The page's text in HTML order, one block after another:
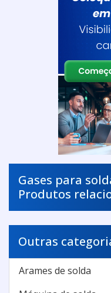
Gases para
Produtos
Outras
Arames de solda